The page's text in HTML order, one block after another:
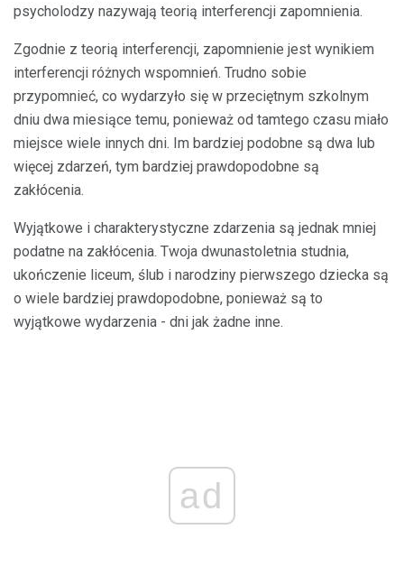
psycholodzy nazywają teorią interferencji zapomnienia.
Zgodnie z teorią interferencji, zapomnienie jest wynikiem
interferencji różnych wspomnień. Trudno sobie
przypomnieć, co wydarzyło się w przeciętnym szkolnym
dniu dwa miesiące temu, ponieważ od tamtego czasu miało
miejsce wiele innych dni. Im bardziej podobne są dwa lub
więcej zdarzeń, tym bardziej prawdopodobne są
zakłócenia.
Wyjątkowe i charakterystyczne zdarzenia są jednak mniej
podatne na zakłócenia. Twoja dwunastoletnia studnia,
ukończenie liceum, ślub i narodziny pierwszego dziecka są
o wiele bardziej prawdopodobne, ponieważ są to
wyjątkowe wydarzenia - dni jak żadne inne.
ad